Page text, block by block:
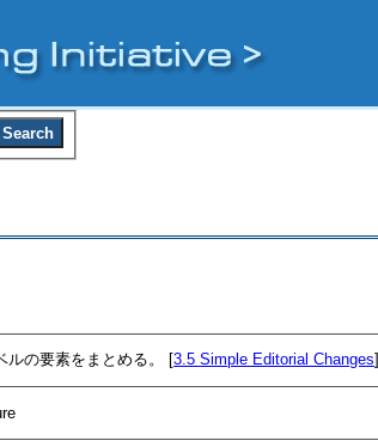
ルの要素をまとめる。 [3.5Simple Editorial Changes]